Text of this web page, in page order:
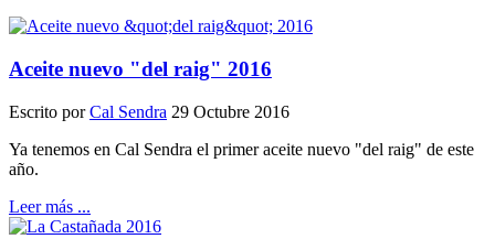
Aceite nuevo "del raig" 2016
Escrito porCal Sendra 29 Octubre 2016
Ya tenemos en Cal Sendra el primer aceite nuevo "del raig" de este
año.
Leer más ...